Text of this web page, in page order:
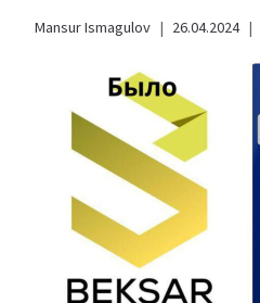
Mansur Ismagulov 26.04.2024